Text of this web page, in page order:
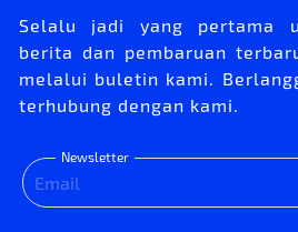
Selalu jadi yang pertama
berita dan pembaruan
melalui buletin kami.
terhubung dengan kami.
Newsletter